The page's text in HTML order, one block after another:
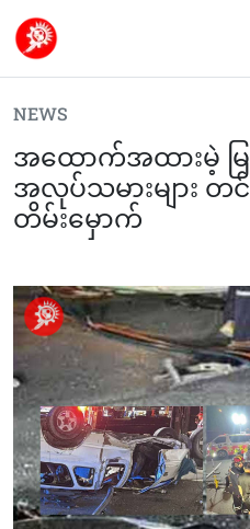
NEWS
အထောက်အထားမဲ့ မြ
အလုပ်သမားများ
တိမ်းမှောက်